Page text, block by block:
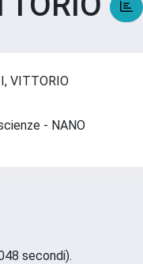
VITTORIO
- NANO
secondi).